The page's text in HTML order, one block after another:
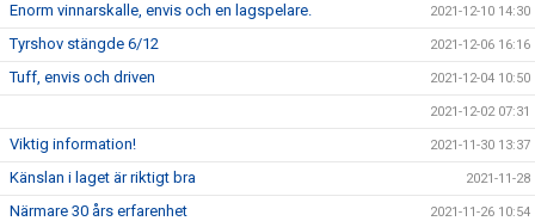
Enorm vinnarskalle, envis och en lagspelare. 2021-12-10 14:30
Tyrshov stängde 6/12 2021-12-06 16:16
Tuff, envis och driven 2021-12-04 10:50
2021-12-02 07:31
Viktig information! 2021-11-30 13:37
Känslan i laget är riktigt bra 2021-11-28
Närmare 30 års erfarenhet 2021-11-26 10:54